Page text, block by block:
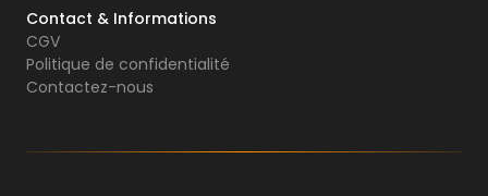
Contact & Informations
CGV
Politique de confidentialité
Contactez-nous